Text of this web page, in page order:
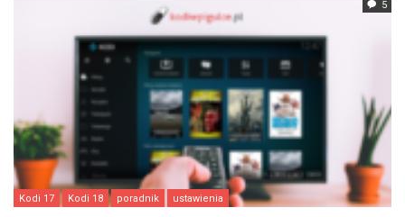
5
Kodi 17 Kodi 18 poradnik ustawienia